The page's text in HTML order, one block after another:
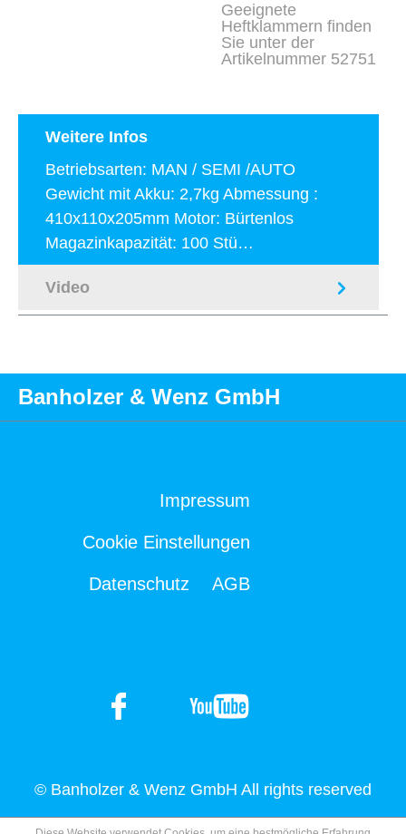
Geeignete
Heftklammern finden
Sie unter der
Artikelnummer 52751
Weitere Infos
Betriebsarten: MAN / SEMI /AUTO
Gewicht mit Akku: 2,7kg Abmessung :
410x110x205mm Motor: Bürtenlos
Magazinkapazität: 100 Stü…
Video
Banholzer & Wenz GmbH
Impressum
Cookie Einstellungen
Datenschutz AGB
© Banholzer & Wenz GmbH All rights reserved